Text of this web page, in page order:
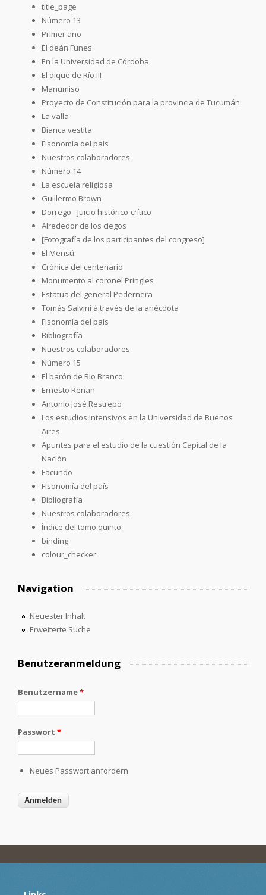
title_page
Número 13
Primer año
El deán Funes
En la Universidad de Córdoba
El dique de Río III
Manumiso
Proyecto de Constitución para la provincia de Tucumán
La valla
Bianca vestita
Fisonomía del país
Nuestros colaboradores
Número 14
La escuela religiosa
Guillermo Brown
Dorrego - Juicio histórico-crítico
Alrededor de los ciegos
[Fotografía de los participantes del congreso]
El Mensú
Crónica del centenario
Monumento al coronel Pringles
Estatua del general Pedernera
Tomás Salvini á través de la anécdota
Fisonomía del país
Bibliografía
Nuestros colaboradores
Número 15
El barón de Rio Branco
Ernesto Renan
Antonio José Restrepo
Los estudios intensivos en la Universidad de Buenos
Aires
Apuntes para el estudio de la cuestión Capital de la
Nación
Facundo
Fisonomía del país
Bibliografía
Nuestros colaboradores
Índice del tomo quinto
binding
colour_checker
Navigation
Neuester Inhalt
Erweiterte Suche
Benutzeranmeldung
Benutzername*
Passwort *
Neues Passwort anfordern